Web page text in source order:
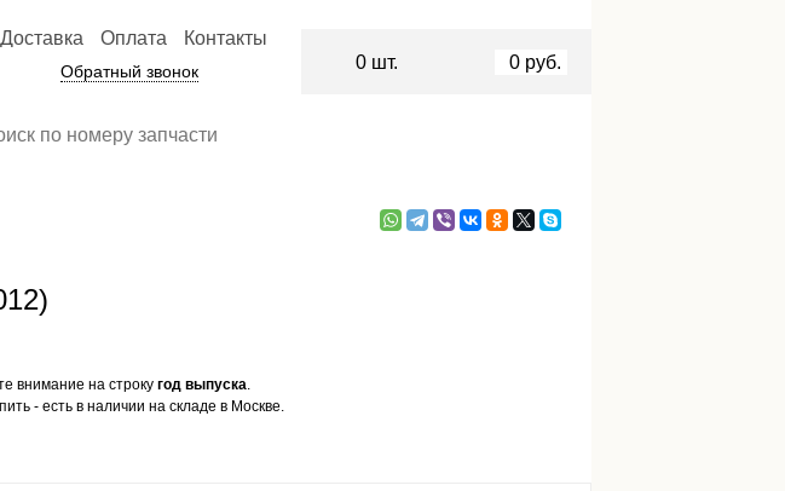
внимание на строку год выпуска.
- есть в наличии на складе в Москве.
Доставка Оплата Контакты
Обратный звонок 0 шт. 0 руб.